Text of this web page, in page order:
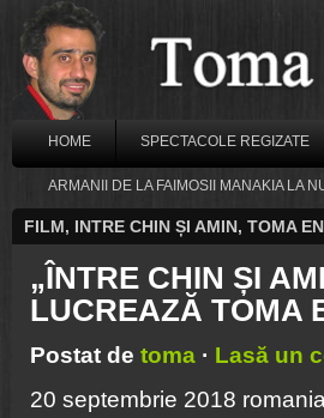
HOME SPECTACOLE REGIZATE
ARMANII DE LA FAIMOSII MANAKIA LA
FILM, INTRE CHIN ȘI AMIN, TOMA
„ÎNTRE CHIN ȘI
LUCREAZĂ TOMA
Postat de toma · Lasă un
20 septembrie 2018